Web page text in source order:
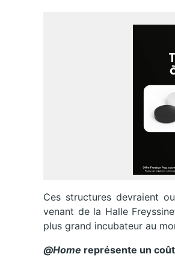
Ces structures devraient
venant de la Halle
plus grand incubateur au
@Home représente un